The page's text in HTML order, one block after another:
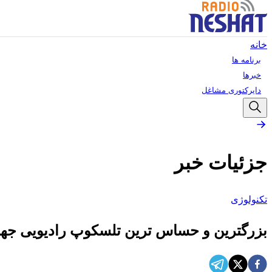
خانه
برنامه ها
خبرها
دایرکتوری مشاغل
جزئیات خبر
تکنولوژی
بزرگترین و حساس ترین تلسکوپ رادیویی